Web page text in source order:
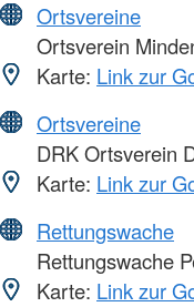
Ortsvereine
Ortsverein
Karte: Link zur
Ortsvereine
DRK Ortsverein
Karte: Link zur
Rettungswache
Rettungswache
Karte: Link zur